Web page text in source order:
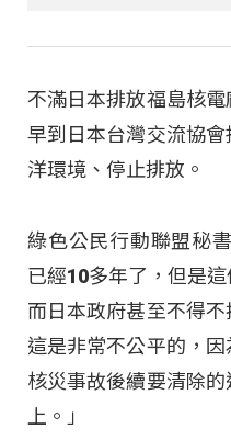
不滿日本排放福島核
早到日本台灣交流協
洋環境、停止排放。
綠色公民行動聯盟秘
已經10多年了，但是
而日本政府甚至不得
這是非常不公平的，
核災事故後續要清除
上。」